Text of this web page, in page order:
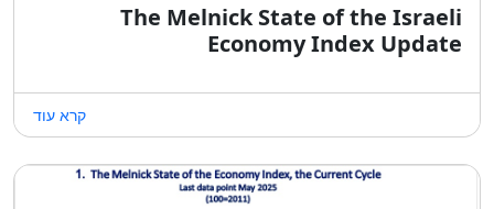
The Melnick State of the Israeli
Economy Index Update
קרא עוד